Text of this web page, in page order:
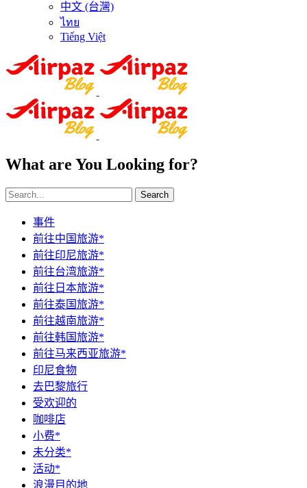
中文 (台灣)
ไทย
Tiếng Việt
What are You Looking for?
Search
事件
前往中国旅游*
前往印尼旅游*
前往台湾旅游*
前往日本旅游*
前往泰国旅游*
前往越南旅游*
前往韩国旅游*
前往马来西亚旅游*
印尼食物
去巴黎旅行
受欢迎的
咖啡店
小费*
未分类*
活动*
浪漫目的地